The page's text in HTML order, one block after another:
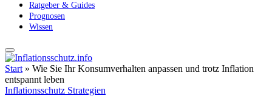
Ratgeber & Guides
Prognosen
Wissen
Start » Wie Sie Ihr Konsumverhalten anpassen und trotz Inflation
entspannt leben
Inflationsschutz Strategien